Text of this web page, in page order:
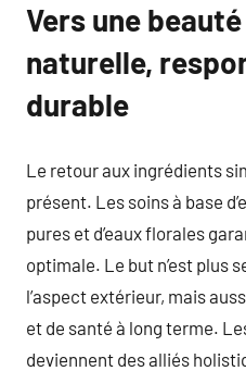
Vers une
naturelle,
durable
Le retour aux ingrédients
présent. Les soins à base
pures et d’eaux florales
optimale. Le but n’est plus
l’aspect extérieur, mais
et de santé à long terme.
deviennent des alliés